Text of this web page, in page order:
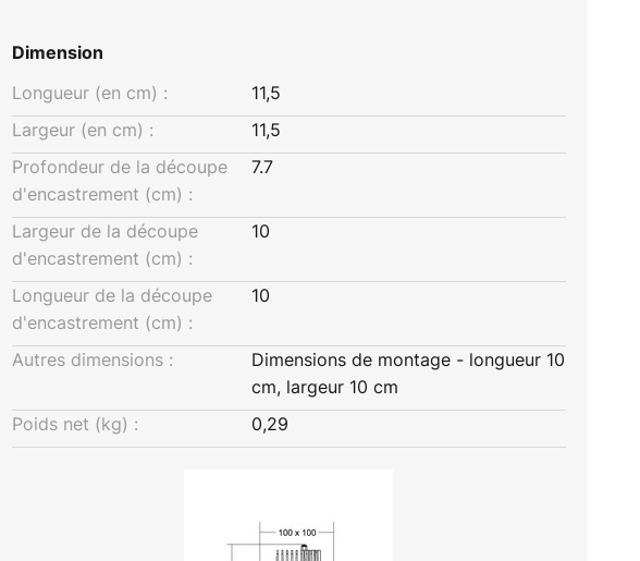
Dimension
Longueur (en cm) :
11,5
Largeur (en cm) :
11,5
Profondeur de la découpe
d'encastrement (cm) :
7.7
Largeur de la découpe
d'encastrement (cm) :
10
Longueur de la découpe
d'encastrement (cm) :
10
Autres dimensions :
Dimensions de montage - longueur 10
cm, largeur 10 cm
Poids net (kg) :
0,29